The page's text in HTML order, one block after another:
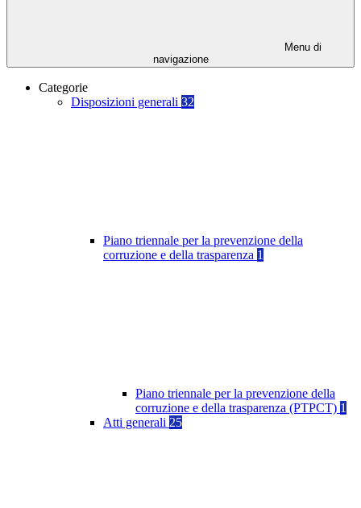
Menu di
navigazione
Categorie
Disposizioni generali 32
Piano triennale per la prevenzione della
corruzione e della trasparenza 1
Piano triennale per la prevenzione della
corruzione e della trasparenza (PTPCT) 1
Atti generali 25